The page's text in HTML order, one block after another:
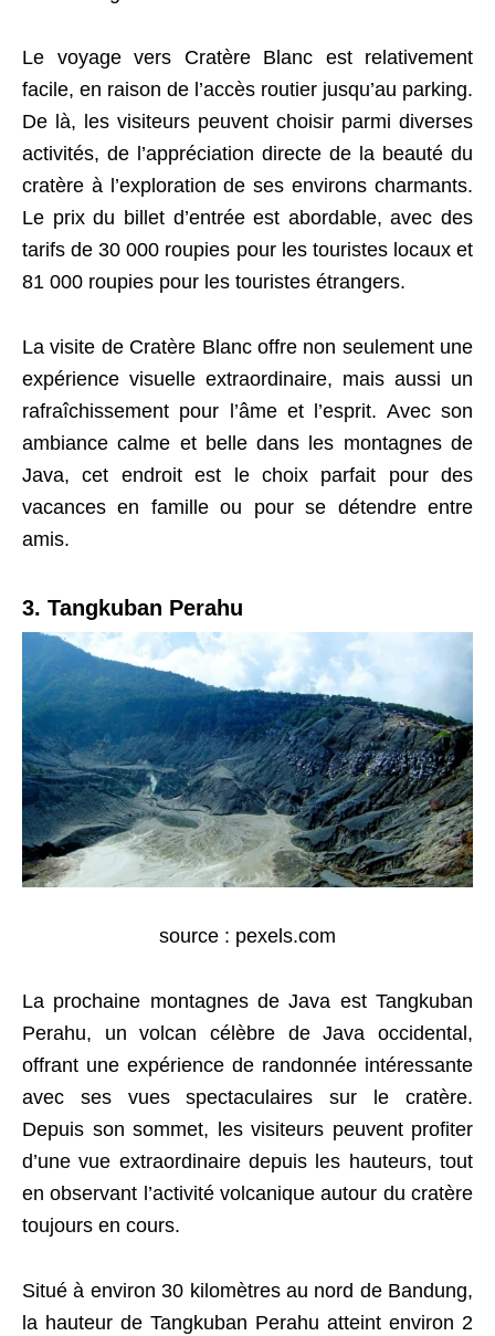
Le voyage vers Cratère Blanc est relativement
facile, en raison de l’accès routier jusqu’au parking.
De là, les visiteurs peuvent choisir parmi diverses
activités, de l’appréciation directe de la beauté du
cratère à l’exploration de ses environs charmants.
Le prix du billet d’entrée est abordable, avec des
tarifs de 30 000 roupies pour les touristes locaux et
81 000 roupies pour les touristes étrangers.
La visite de Cratère Blanc offre non seulement une
expérience visuelle extraordinaire, mais aussi un
rafraîchissement pour l’âme et l’esprit. Avec son
ambiance calme et belle dans les montagnes de
Java, cet endroit est le choix parfait pour des
vacances en famille ou pour se détendre entre
amis.
3. Tangkuban Perahu
source : pexels.com
La prochaine montagnes de Java est Tangkuban
Perahu, un volcan célèbre de Java occidental,
offrant une expérience de randonnée intéressante
avec ses vues spectaculaires sur le cratère.
Depuis son sommet, les visiteurs peuvent profiter
d’une vue extraordinaire depuis les hauteurs, tout
en observant l’activité volcanique autour du cratère
toujours en cours.
Situé à environ 30 kilomètres au nord de Bandung,
la hauteur de Tangkuban Perahu atteint environ 2